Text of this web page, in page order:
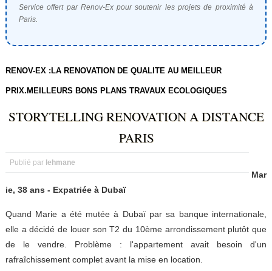
Service offert par Renov-Ex pour soutenir les projets de proximité à
Paris.
RENOV-EX :LA RENOVATION DE QUALITE AU MEILLEUR
PRIX.MEILLEURS BONS PLANS TRAVAUX ECOLOGIQUES
STORYTELLING RENOVATION A DISTANCE
PARIS
Publié par lehmane
Mar
ie, 38 ans - Expatriée à Dubaï
Quand Marie a été mutée à Dubaï par sa banque internationale,
elle a décidé de louer son T2 du 10ème arrondissement plutôt que
de le vendre. Problème : l'appartement avait besoin d'un
rafraîchissement complet avant la mise en location.